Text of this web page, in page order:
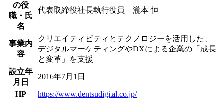
の役
職・氏
名
代表取締役社長執行役員 瀧本 恒
事業内
容
クリエイティビティとテクノロジーを活用した、
デジタルマーケティングやDXによる企業の「成長
と変革」を支援
設立年
月日
2016年7月1日
HP https://www.dentsudigital.co.jp/